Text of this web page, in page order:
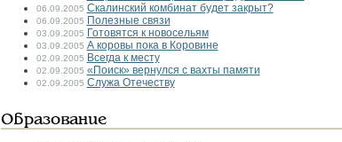
06.09.2005 Скалинский комбинат будет закрыт?
06.09.2005 Полезные связи
03.09.2005 Готовятся к новосельям
03.09.2005 А коровы пока в Коровине
02.09.2005 Всегда к месту
02.09.2005 «Поиск» вернулся с вахты памяти
02.09.2005 Служа Отечеству
Образование